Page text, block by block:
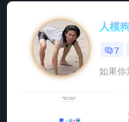
人模
7
如果你